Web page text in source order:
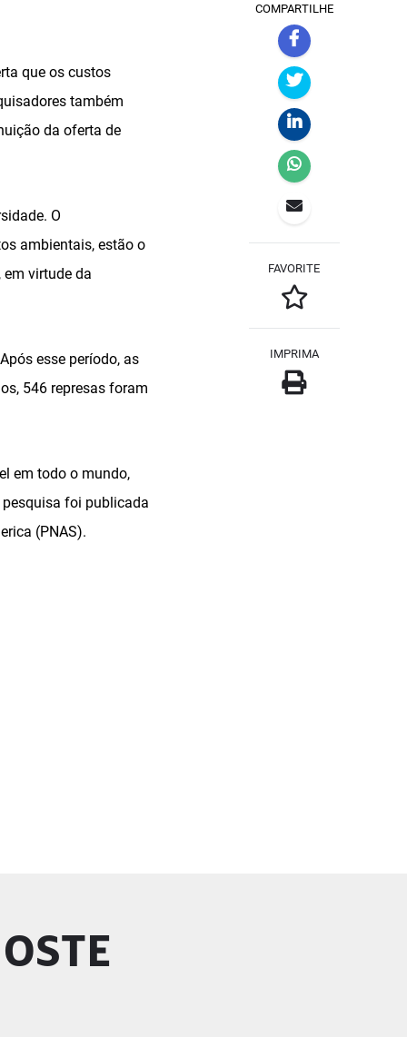
que os custos
também
da oferta de
O
ambientais, estão o
virtude da
esse período, as
546 represas foram
em todo o mundo,
pesquisa foi publicada
(PNAS).
COMPARTILHE
FAVORITE
IMPRIMA